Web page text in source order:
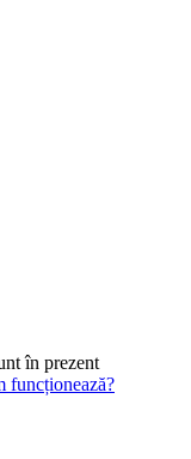
în prezent
funcționează?